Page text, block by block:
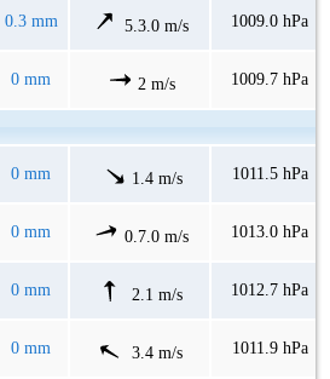
0.3 mm 5.3.0 m/s 1009.0 hPa
0 mm 2 m/s 1009.7 hPa
0 mm 1.4 m/s 1011.5 hPa
0 mm 0.7.0 m/s 1013.0 hPa
0 mm 2.1 m/s 1012.7 hPa
0 mm 3.4 m/s 1011.9 hPa